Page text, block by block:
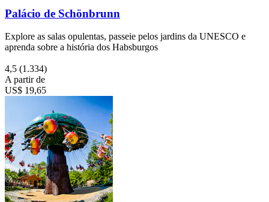
Palácio de Schönbrunn
Explore as salas opulentas, passeie pelos jardins da UNESCO e
aprenda sobre a história dos Habsburgos
4,5 (1.334)
A partir de
US$ 19,65